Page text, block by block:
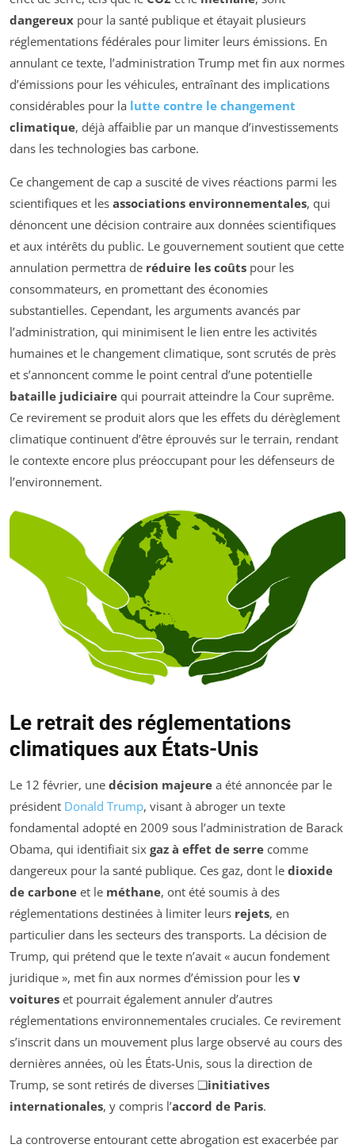
dangereux pour la santé publique et étayait plusieurs
réglementations fédérales pour limiter leurs émissions. En
annulant ce texte, l’administration Trump met fin aux normes
d’émissions pour les véhicules, entraînant des implications
considérables pour la lutte contre le changement
climatique, déjà affaiblie par un manque d’investissements
dans les technologies bas carbone.
Ce changement de cap a suscité de vives réactions parmi les
scientifiques et les associations environnementales, qui
dénoncent une décision contraire aux données scientifiques
et aux intérêts du public. Le gouvernement soutient que cette
annulation permettra de réduire les coûts pour les
consommateurs, en promettant des économies
substantielles. Cependant, les arguments avancés par
l’administration, qui minimisent le lien entre les activités
humaines et le changement climatique, sont scrutés de près
et s’annoncent comme le point central d’une potentielle
bataille judiciaire qui pourrait atteindre la Cour suprême.
Ce revirement se produit alors que les effets du dérèglement
climatique continuent d’être éprouvés sur le terrain, rendant
le contexte encore plus préoccupant pour les défenseurs de
l’environnement.
Le retrait des réglementations
climatiques aux États-Unis
Le 12 février, une décision majeure a été annoncée par le
président Donald Trump, visant à abroger un texte
fondamental adopté en 2009 sous l’administration de Barack
Obama, qui identifiait six gaz à effet de serre comme
dangereux pour la santé publique. Ces gaz, dont le dioxide
de carbone et le méthane, ont été soumis à des
réglementations destinées à limiter leurs rejets, en
particulier dans les secteurs des transports. La décision de
Trump, qui prétend que le texte n’avait « aucun fondement
juridique », met fin aux normes d’émission pour les v
voitures et pourrait également annuler d’autres
réglementations environnementales cruciales. Ce revirement
s’inscrit dans un mouvement plus large observé au cours des
dernières années, où les États-Unis, sous la direction de
Trump, se sont retirés de diverses ❏initiatives
internationales, y compris l’accord de Paris.
La controverse entourant cette abrogation est exacerbée par